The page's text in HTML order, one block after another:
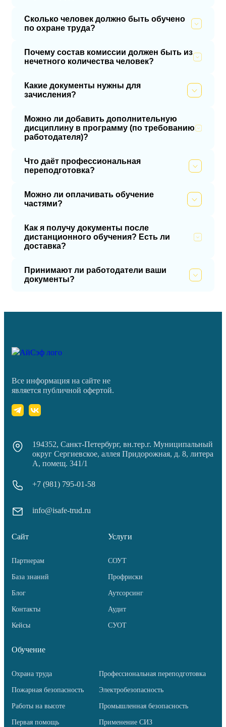
Сколько человек должно быть обучено
по охране труда?
Почему состав комиссии должен быть из
нечетного количества человек?
Какие документы нужны для
зачисления?
Можно ли добавить дополнительную
дисциплину в программу (по требованию
работодателя)?
Что даёт профессиональная
переподготовка?
Можно ли оплачивать обучение
частями?
Как я получу документы после
дистанционного обучения? Есть ли
доставка?
Принимают ли работодатели ваши
документы?
Все информация на сайте не
является публичной офертой.
194352, Санкт-Петербург, вн.тер.г. Муниципальный
округ Сергиевское, аллея Придорожная, д. 8, литера
А, помещ. 341/1
+7 (981) 795-01-58
info@isafe-trud.ru
Сайт
Партнерам
База знаний
Блог
Контакты
Кейсы
Услуги
СОУТ
Профриски
Аутсорсинг
Аудит
СУОТ
Обучение
Охрана труда Профессиональная переподготовка
Пожарная безопасность Электробезопасность
Работы на высоте Промышленная безопасность
Первая помощь Применение СИЗ